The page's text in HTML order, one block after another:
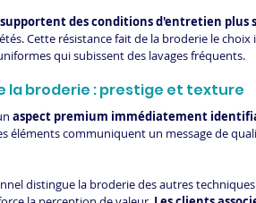
des conditions d'entretien plus
Cette résistance fait de la broderie le
qui subissent des lavages fréquents.
la broderie : prestige et texture
aspect premium immédiatement
éléments communiquent un message de
distingue la broderie des autres